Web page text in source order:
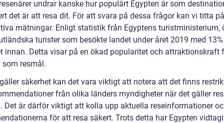
undrar kanske hur populärt Egypten är som
det är att resa dit. För att svara på dessa frågor kan vi titta
mätningar. Enligt statistik från Egyptens turistministerium,
turister som besökte landet under året 2019 med
innan. Detta visar på en ökad popularitet och attraktionskraft
som resmål.
säkerhet kan det vara viktigt att notera att det finns
från olika länders myndigheter när det gäller
Det är därför viktigt att kolla upp aktuella reseinformationer
för att resa säkert. Trots detta har Egypten